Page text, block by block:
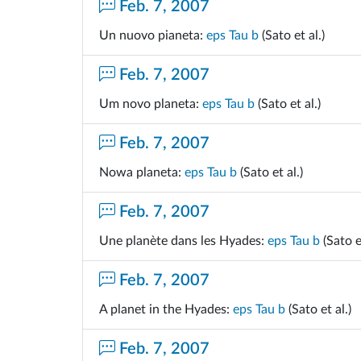
Feb. 7, 2007
Un nuovo pianeta: eps Tau b (Sato et al.)
Feb. 7, 2007
Um novo planeta: eps Tau b (Sato et al.)
Feb. 7, 2007
Nowa planeta: eps Tau b (Sato et al.)
Feb. 7, 2007
Une planète dans les Hyades: eps Tau b (Sato
Feb. 7, 2007
A planet in the Hyades: eps Tau b (Sato et al.)
Feb. 7, 2007